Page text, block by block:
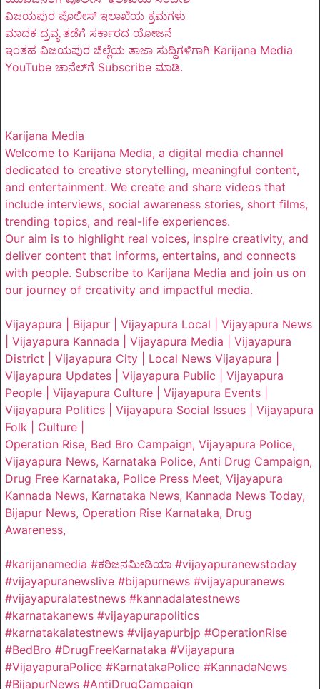
ವಿಜಯಪುರ ಪೊಲೀಸ್ ಇಲಾಖೆಯ ಕ್ರಮಗಳು
ಮಾದಕ ದ್ರವ್ಯ ತಡೆಗೆ ಸರ್ಕಾರದ ಯೋಜನೆ
ಇಂತಹ ವಿಜಯಪುರ ಜಿಲ್ಲೆಯ ತಾಜಾ ಸುದ್ದಿಗಳಿಗಾಗಿ Karijana Media
YouTube ಚಾನೆಲ್‌ಗೆ Subscribe ಮಾಡಿ.
Karijana Media
Welcome to Karijana Media, a digital media channel
dedicated to creative storytelling, meaningful content,
and entertainment. We create and share videos that
include interviews, social awareness stories, short films,
trending topics, and real-life experiences.
Our aim is to highlight real voices, inspire creativity, and
deliver content that informs, entertains, and connects
with people. Subscribe to Karijana Media and join us on
our journey of creativity and impactful media.
Vijayapura | Bijapur | Vijayapura Local | Vijayapura News
| Vijayapura Kannada | Vijayapura Media | Vijayapura
District | Vijayapura City | Local News Vijayapura |
Vijayapura Updates | Vijayapura Public | Vijayapura
People | Vijayapura Culture | Vijayapura Events |
Vijayapura Politics | Vijayapura Social Issues | Vijayapura
Folk | Culture |
Operation Rise, Bed Bro Campaign, Vijayapura Police,
Vijayapura News, Karnataka Police, Anti Drug Campaign,
Drug Free Karnataka, Police Press Meet, Vijayapura
Kannada News, Karnataka News, Kannada News Today,
Bijapur News, Operation Rise Karnataka, Drug
Awareness,
#karijanamedia #ಕರಿಜನಮೀಡಿಯಾ #vijayapuranewstoday
#vijayapuranewslive #bijapurnews #vijayapuranews
#vijayapuralatestnews #kannadalatestnews
#karnatakanews #vijayapurapolitics
#karnatakalatestnews #vijayapurbjp #OperationRise
#BedBro #DrugFreeKarnataka #Vijayapura
#VijayapuraPolice #KarnatakaPolice #KannadaNews
#BijapurNews #AntiDrugCampaign